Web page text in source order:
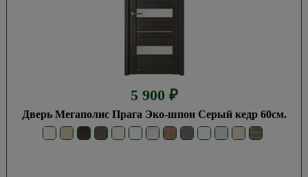
5 900 ₽
Дверь Мегаполис Прага Эко-шпон Серый кедр 60см.